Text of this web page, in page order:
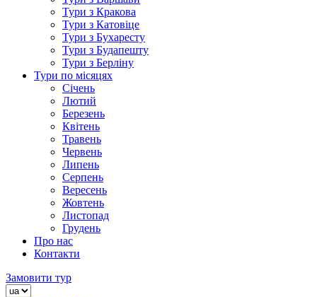
Тури з Кракова
Тури з Катовіце
Тури з Бухаресту
Тури з Будапешту
Тури з Берліну
Тури по місяцях
Січень
Лютий
Березень
Квітень
Травень
Червень
Липень
Серпень
Вересень
Жовтень
Листопад
Грудень
Про нас
Контакти
Замовити тур